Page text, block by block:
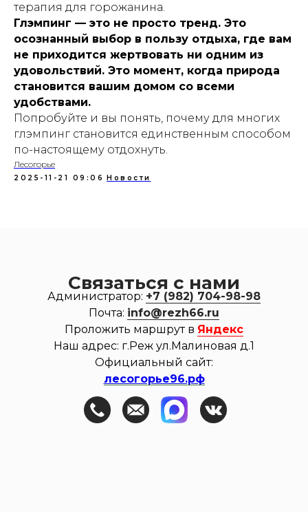
терапия для горожанина.
Глэмпинг — это не просто тренд. Это
осознанный выбор в пользу отдыха, где вам
не приходится жертвовать ни одним из
удовольствий. Это момент, когда природа
становится вашим домом со всеми
удобствами.
Попробуйте и вы понять, почему для многих
глэмпинг становится единственным способом
по-настоящему отдохнуть.
Лесогорье
2025-11-21 09:06 Новости
Администратор: +7 (982) 704-98-98
Почта: info@rezh66.ru
Проложить маршрут в Яндекс
Наш адрес: г.Реж ул.Малиновая д.1
Официальный сайт:
лесогорье96.рф
Связаться с нами